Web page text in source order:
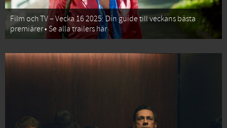
Film och TV – Vecka 16 2025: Din guide till veckans bästa
premiärer • Se alla trailers här